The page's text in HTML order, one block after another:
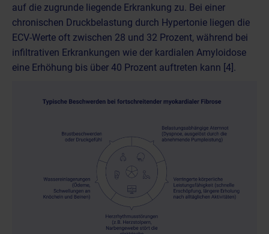
auf die zugrunde liegende Erkrankung zu. Bei einer
chronischen Druckbelastung durch Hypertonie liegen die
ECV-Werte oft zwischen 28 und 32 Prozent, während bei
infiltrativen Erkrankungen wie der kardialen Amyloidose
eine Erhöhung bis über 40 Prozent auftreten kann [4].